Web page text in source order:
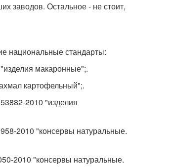
заводов. Остальное - не стоит,
национальные стандарты:
макаронные";.
картофельный";.
2010 "изделия
2010 "консервы натуральные.
2010 "консервы натуральные.